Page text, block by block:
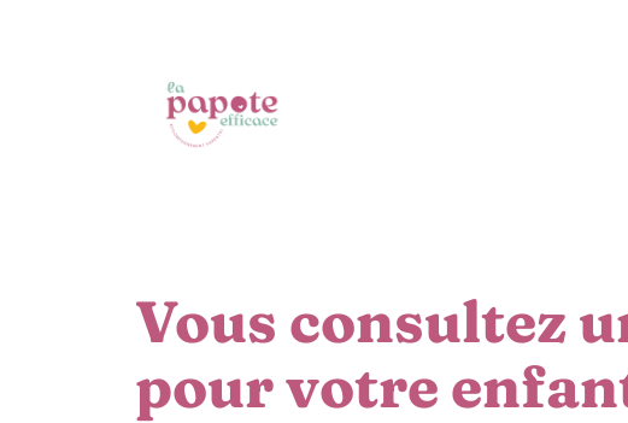
Vous consultez
pour votre